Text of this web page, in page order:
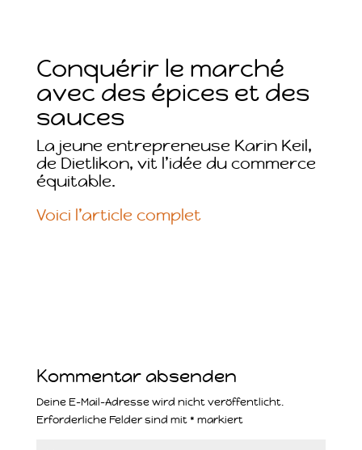
Conquérir le marché
avec des épices et des
sauces
La jeune entrepreneuse Karin Keil,
de Dietlikon, vit l’idée du commerce
équitable.
Voici l’article complet
Kommentar absenden
Deine E-Mail-Adresse wird nicht veröffentlicht.
Erforderliche Felder sind mit * markiert